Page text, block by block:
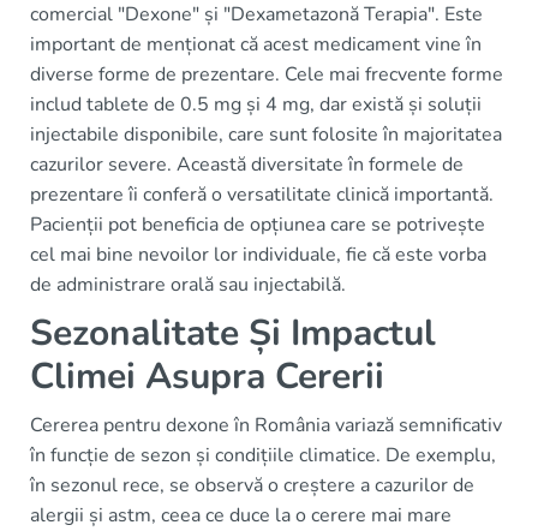
comercial "Dexone" și "Dexametazonă Terapia". Este
important de menționat că acest medicament vine în
diverse forme de prezentare. Cele mai frecvente forme
includ tablete de 0.5 mg și 4 mg, dar există și soluții
injectabile disponibile, care sunt folosite în majoritatea
cazurilor severe. Această diversitate în formele de
prezentare îi conferă o versatilitate clinică importantă.
Pacienții pot beneficia de opțiunea care se potrivește
cel mai bine nevoilor lor individuale, fie că este vorba
de administrare orală sau injectabilă.
Sezonalitate Și Impactul
Climei Asupra Cererii
Cererea pentru dexone în România variază semnificativ
în funcție de sezon și condițiile climatice. De exemplu,
în sezonul rece, se observă o creștere a cazurilor de
alergii și astm, ceea ce duce la o cerere mai mare